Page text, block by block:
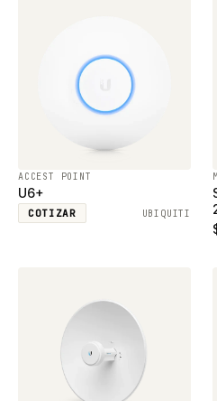
ACCEST POINT
U6+
COTIZAR UBIQUITI